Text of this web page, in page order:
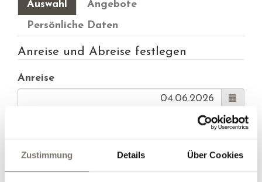
Zustimmung Details Über Cookies
Auswahl
Angebote
Persönliche Daten
Anreise und Abreise festlegen
Anreise
Alternative Anreise